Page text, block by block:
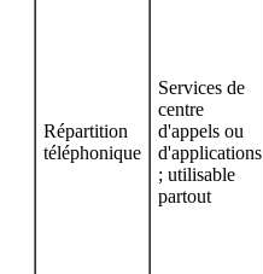
Répartition
téléphonique
Services de
centre
d'appels ou
d'applications
; utilisable
partout